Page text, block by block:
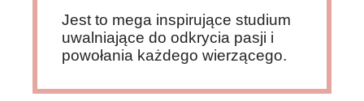
Jest to mega inspirujące studium
uwalniające do odkrycia pasji i
powołania każdego wierzącego.